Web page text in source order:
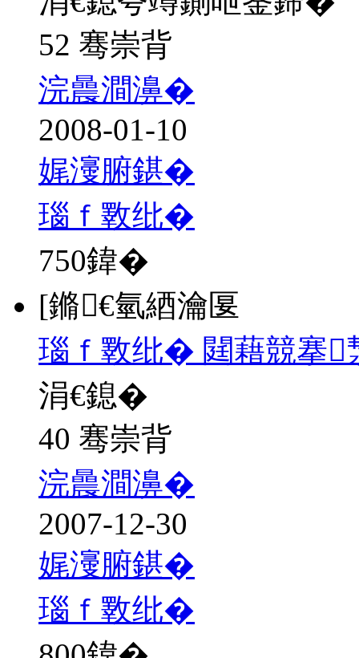
52 骞崇背
浣曟澗濞�
2008-01-10
娓濅腑鍖�
瑙ｆ斁纰�
750鍏�
[鏅€氫綇瀹匽
瑙ｆ斁纰� 閮藉競搴
涓€鎴�
40 骞崇背
浣曟澗濞�
2007-12-30
娓濅腑鍖�
瑙ｆ斁纰�